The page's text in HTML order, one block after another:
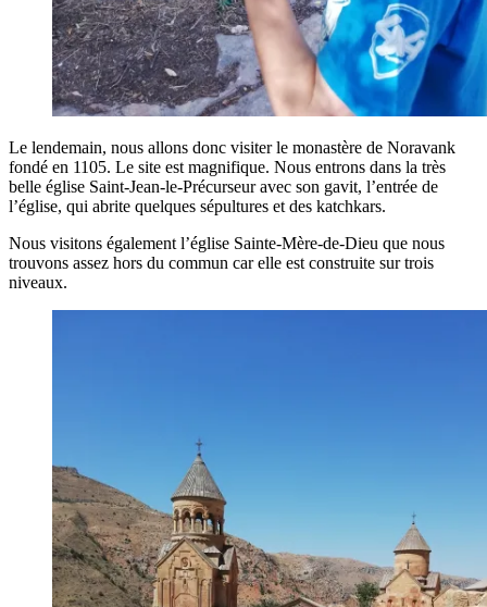
Le lendemain, nous allons donc visiter le monastère de Noravank
fondé en 1105. Le site est magnifique. Nous entrons dans la très
belle église Saint-Jean-le-Précurseur avec son gavit, l’entrée de
l’église, qui abrite quelques sépultures et des katchkars.
Nous visitons également l’église Sainte-Mère-de-Dieu que nous
trouvons assez hors du commun car elle est construite sur trois
niveaux.